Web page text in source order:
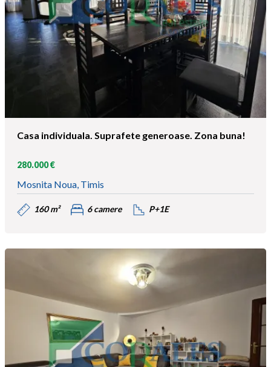
Casa individuala. Suprafete generoase. Zona buna!
280.000 €
Mosnita Noua, Timis
160 m² 6 camere P+1E